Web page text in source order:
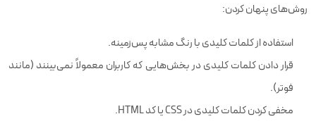
روش‌های پنهان کردن:
استفاده از کلمات کلیدی با رنگ مشابه پس‌زمینه.
قرار دادن کلمات کلیدی در بخش‌هایی که کاربران معمولاً نمی‌بینند (مانند
فوتر).
مخفی کردن کلمات کلیدی در CSS یا کد HTML.